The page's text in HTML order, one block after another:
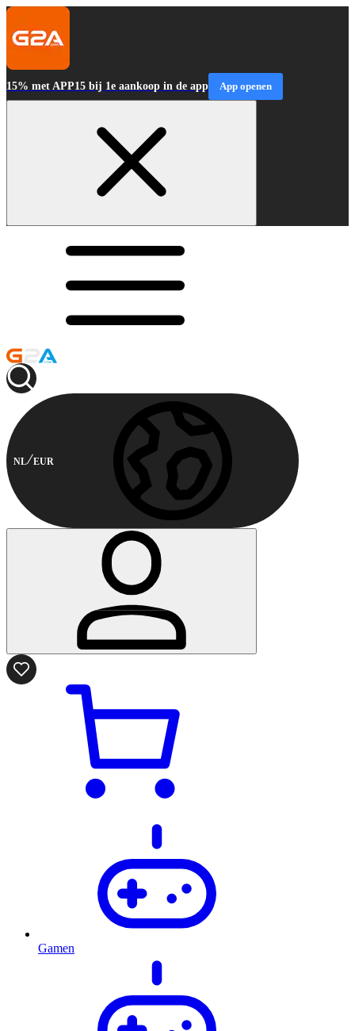
15% met APP15 bij 1e aankoop in de app App openen
NL EUR
Gamen